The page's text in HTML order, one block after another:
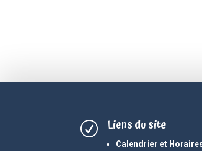
R Liens du site
Calendrier et